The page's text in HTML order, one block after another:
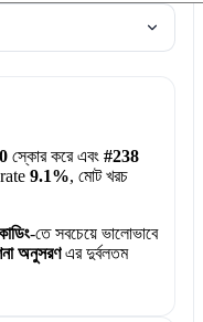
স্কোর করে এবং #238
9.1%, মোট খরচ
-তে সবচেয়ে ভালোভাবে
অনুসরণএর দুর্বলতম